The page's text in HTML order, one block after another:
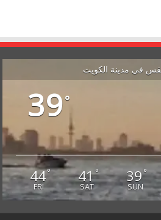
في مدينة الكويت
39°
44°
FRI
41°
SAT
39°
SUN